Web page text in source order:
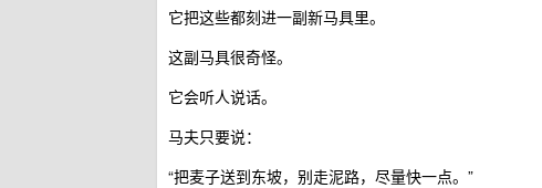
它把这些都刻进一副新马具里。
这副马具很奇怪。
它会听人说话。
马夫只要说：
“把麦子送到东坡，别走泥路，尽量快一点。”